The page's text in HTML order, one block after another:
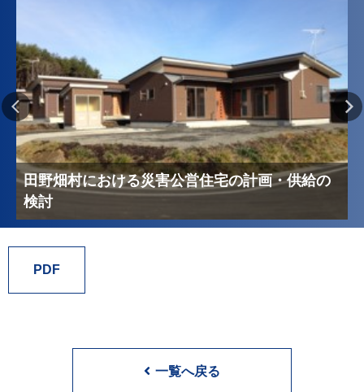
田野畑村における災害公営住宅の計画・供給の
検討
PDF
一覧へ戻る